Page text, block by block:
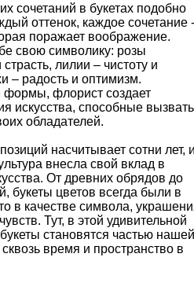
сочетаний в букетах подобно
оттенок, каждое сочетание -
поражает воображение.
свою символику: розы
лилии – чистоту и
– радость и оптимизм.
формы, флорист создает
искусства, способные вызвать
обладателей.
насчитывает сотни лет,
внесла свой вклад в
От древних обрядов до
букеты цветов всегда были в
в качестве символа,
Тут, в этой удивительной
становятся частью нашей
время и пространство в